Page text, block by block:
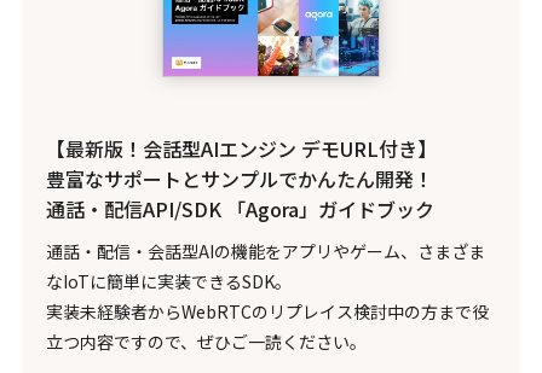
【最新版！会話型AIエンジン デモURL付き】
豊富なサポートとサンプルでかんたん開発！
通話・配信API/SDK 「Agora」ガイドブック
通話・配信・会話型AIの機能をアプリやゲーム、さまざま
なIoTに簡単に実装できるSDK。
実装未経験者からWebRTCのリプレイス検討中の方まで役
立つ内容ですので、ぜひご一読ください。